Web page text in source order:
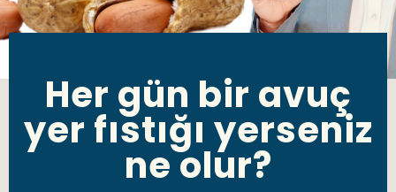
Her gün bir avuç
yer fıstığı yerseniz
ne olur?